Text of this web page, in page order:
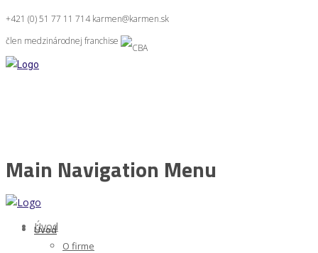
+421 (0) 51 77 11 714 karmen@karmen.sk
člen medzinárodnej franchise
Main Navigation Menu
Úvod
Úvod
O firme